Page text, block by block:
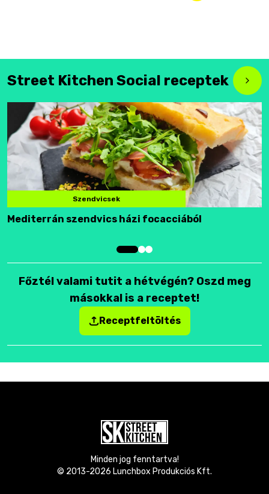
Street Kitchen Social receptek
Szendvicsek
Mediterrán szendvics házi focacciából
Főztél valami tutit a hétvégén? Oszd meg
másokkal is a receptet!
Receptfeltöltés
Minden jog fenntartva!
© 2013-2026 Lunchbox Produkciós Kft.